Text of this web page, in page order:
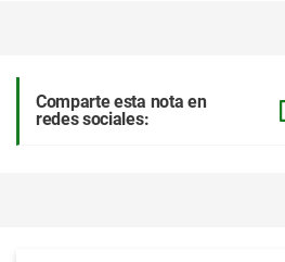
Comparte esta nota en
redes sociales: